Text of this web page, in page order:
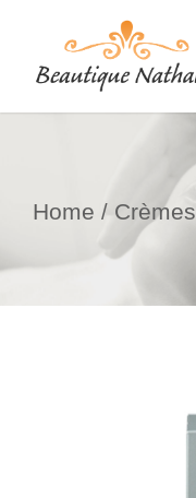
Home / Crèmes